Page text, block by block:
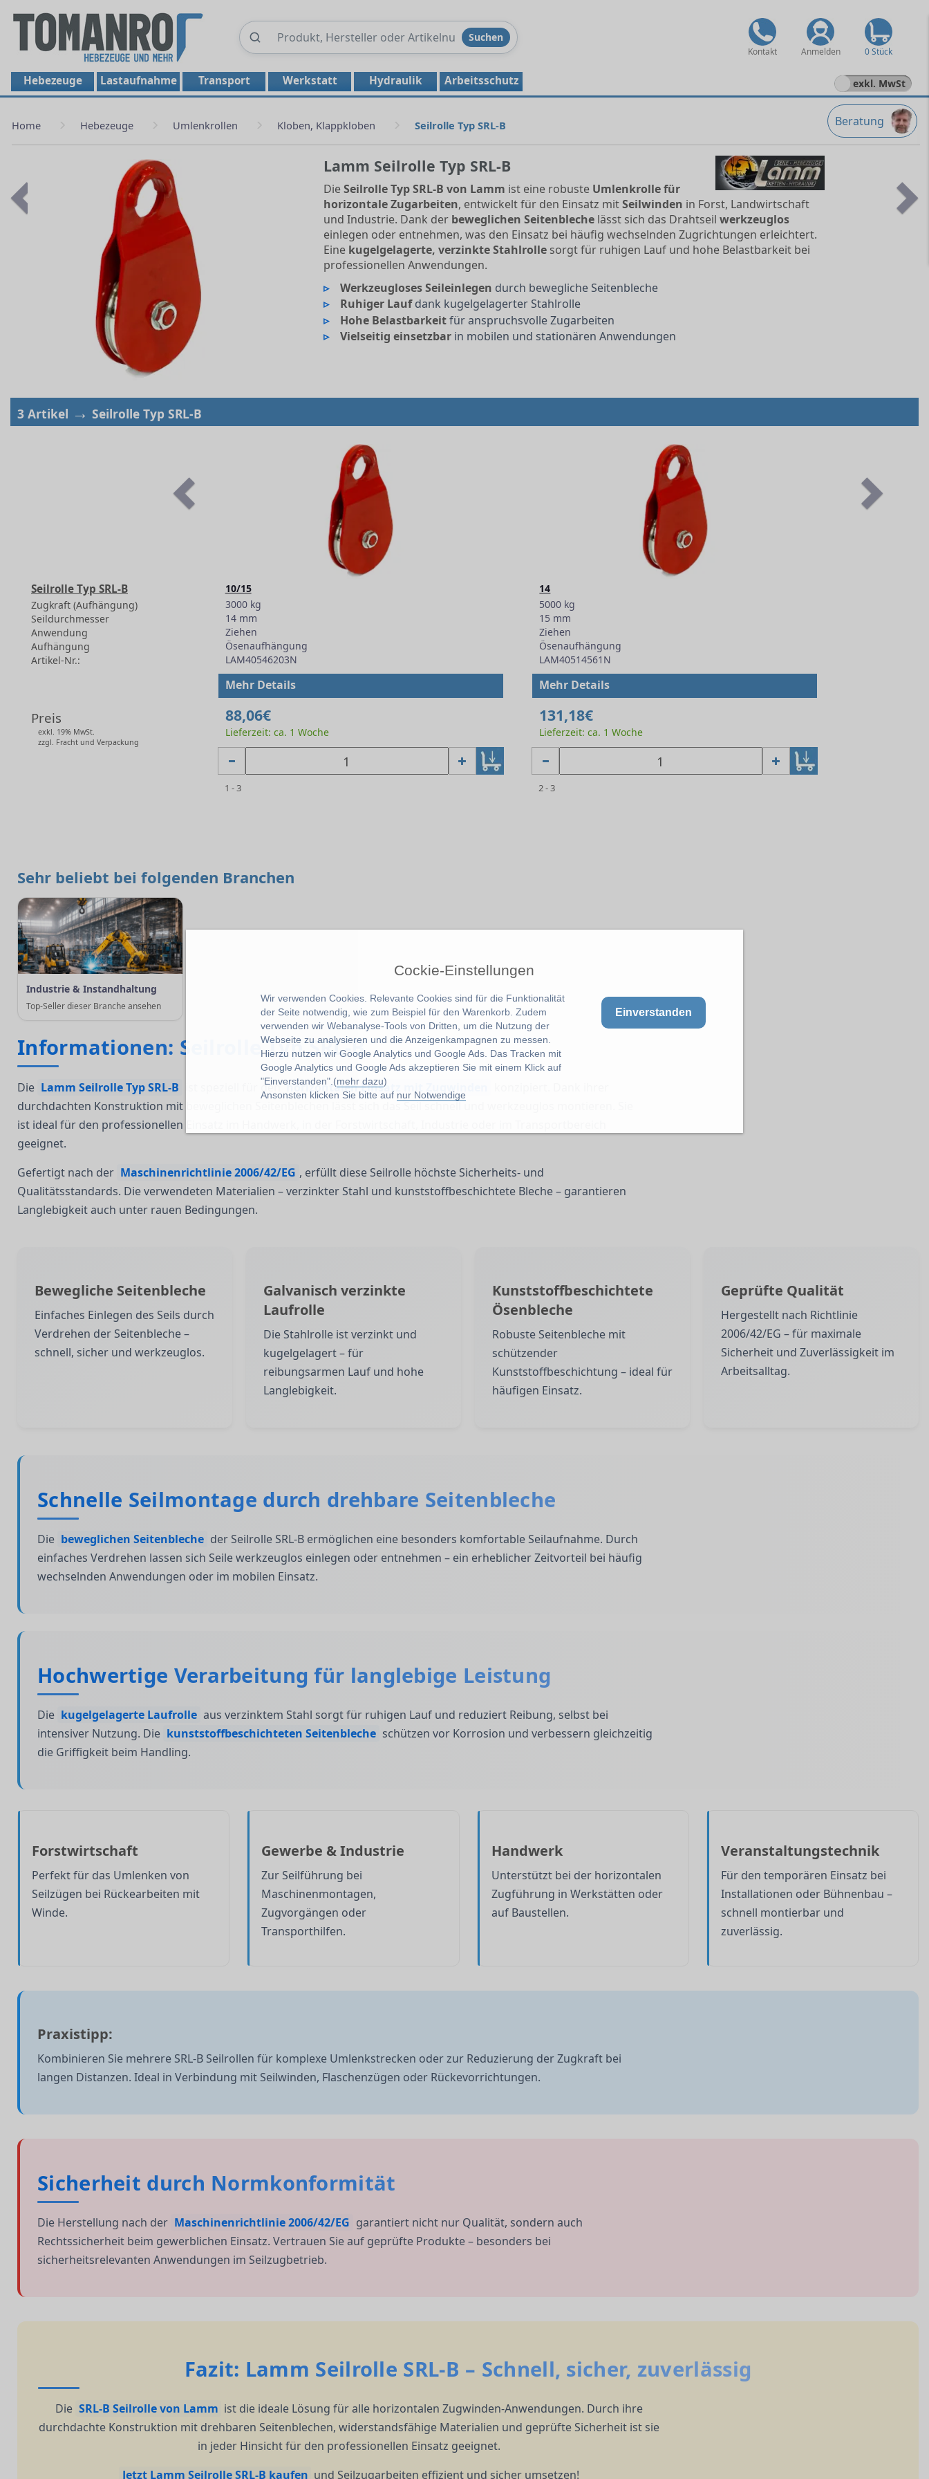
Cockie-Einstellungen
Wir verwenden Cookies. Relevante Cookies sind für die Funktionalität
der Seite notwendig, wie zum Beispiel für den Warenkorb. Zudem
verwenden wir Webanalyse-Tools von Dritten, um die Nutzung der
Webseite zu analysieren und die Anzeigenkampagnen zu messen.
Hierzu nutzen wir Google Analytics und Google Ads. Das Tracken mit
Google Analytics und Google Ads akzeptieren Sie mit einem Klick auf
"Einverstanden".(mehr dazu)
Ansonsten klicken Sie bitte auf nur Notwendige
Einverstanden
Produkte
Suchen
Kontakt Anmelden 0 Stück
Hebezeuge Lastaufnahme Transport Werkstatt Hydraulik Arbeitsschutz exkl. MwSt
Beratung
Home Hebezeuge Umlenkrollen Kloben, Klappkloben Seilrolle Typ SRL-B
Lamm Seilrolle Typ SRL-B
DieSeilrolle Typ SRL-B von Lamm ist eine robuste Umlenkrolle für
horizontale Zugarbeiten, entwickelt für den Einsatz mitSeilwinden in Forst, Landwirtschaft
und Industrie. Dank der beweglichen Seitenblechelässt sich das Drahtseil werkzeuglos
einlegen oder entnehmen, was den Einsatz bei häufig wechselnden Zugrichtungen erleichtert.
Eine kugelgelagerte, verzinkte Stahlrollesorgt für ruhigen Lauf und hohe Belastbarkeit bei
professionellen Anwendungen.
Werkzeugloses Seileinlegen durch bewegliche Seitenbleche
Ruhiger Laufdank kugelgelagerter Stahlrolle
Hohe Belastbarkeitfür anspruchsvolle Zugarbeiten
Vielseitig einsetzbar in mobilen und stationären Anwendungen
3 Artikel → Seilrolle Typ SRL-B
Seilrolle Typ SRL-B
Zugkraft (Aufhängung)
Seildurchmesser
Anwendung
Aufhängung
Artikel-Nr.:
Preis
exkl. 19% MwSt.
zzgl. Fracht und Verpackung
10/15
3000 kg
14 mm
Ziehen
Ösenaufhängung
LAM40546203N
Mehr Details
88,06€
Lieferzeit: ca. 1 Woche
1 - 3
14
5000 kg
15 mm
Ziehen
Ösenaufhängung
LAM40514561N
Mehr Details
131,18€
Lieferzeit: ca. 1 Woche
2 - 3
Sehr beliebt bei folgenden Branchen
Industrie & Instandhaltung
Top-Seller dieser Branche ansehen
Informationen: Seilrolle Typ SRL-B
Die Lamm Seilrolle Typ SRL-B ist speziell für den horizontalen Einsatz mit Zugwinden
durchdachten Konstruktion mit beweglichen Seitenblechen lässt sich das Seil schnell und werkzeuglos montieren. Sie
ist ideal für den professionellen Einsatz im Handwerk, in der Forstwirtschaft, Industrie oder im Transportbereich
geeignet.
Gefertigt nach der Maschinenrichtlinie 2006/42/EG , erfüllt diese Seilrolle höchste Sicherheits- und
Qualitätsstandards. Die verwendeten Materialien – verzinkter Stahl und kunststoffbeschichtete Bleche – garantieren
Langlebigkeit auch unter rauen Bedingungen.
Bewegliche Seitenbleche
Einfaches Einlegen des Seils durch
Verdrehen der Seitenbleche –
schnell, sicher und werkzeuglos.
Galvanisch verzinkte
Laufrolle
Die Stahlrolle ist verzinkt und
kugelgelagert – für
reibungsarmen Lauf und hohe
Langlebigkeit.
Kunststoffbeschichtete
Ösenbleche
Robuste Seitenbleche mit
schützender
Kunststoffbeschichtung – ideal für
häufigen Einsatz.
Geprüfte Qualität
Hergestellt nach Richtlinie
2006/42/EG – für maximale
Sicherheit und Zuverlässigkeit im
Arbeitsalltag.
Schnelle Seilmontage durch drehbare Seitenbleche
Die beweglichen Seitenbleche der Seilrolle SRL-B ermöglichen eine besonders komfortable Seilaufnahme. Durch
einfaches Verdrehen lassen sich Seile werkzeuglos einlegen oder entnehmen – ein erheblicher Zeitvorteil bei häufig
wechselnden Anwendungen oder im mobilen Einsatz.
Hochwertige Verarbeitung für langlebige Leistung
Die kugelgelagerte Laufrolle aus verzinktem Stahl sorgt für ruhigen Lauf und reduziert Reibung, selbst bei
intensiver Nutzung. Die kunststoffbeschichteten Seitenbleche schützen vor Korrosion und verbessern gleichzeitig
die Griffigkeit beim Handling.
Forstwirtschaft
Perfekt für das Umlenken von
Seilzügen bei Rückearbeiten mit
Winde.
Gewerbe & Industrie
Zur Seilführung bei
Maschinenmontagen,
Zugvorgängen oder
Transporthilfen.
Handwerk
Unterstützt bei der horizontalen
Zugführung in Werkstätten oder
auf Baustellen.
Veranstaltungstechnik
Für den temporären Einsatz bei
Installationen oder Bühnenbau –
schnell montierbar und
zuverlässig.
Praxistipp:
Kombinieren Sie mehrere SRL-B Seilrollen für komplexe Umlenkstrecken oder zur Reduzierung der Zugkraft bei
langen Distanzen. Ideal in Verbindung mit Seilwinden, Flaschenzügen oder Rückevorrichtungen.
Sicherheit durch Normkonformität
Die Herstellung nach der Maschinenrichtlinie 2006/42/EG garantiert nicht nur Qualität, sondern auch
Rechtssicherheit beim gewerblichen Einsatz. Vertrauen Sie auf geprüfte Produkte – besonders bei
sicherheitsrelevanten Anwendungen im Seilzugbetrieb.
Fazit: Lamm Seilrolle SRL-B – Schnell, sicher, zuverlässig
Die SRL-B Seilrolle von Lamm ist die ideale Lösung für alle horizontalen Zugwinden-Anwendungen. Durch ihre
durchdachte Konstruktion mit drehbaren Seitenblechen, widerstandsfähige Materialien und geprüfte Sicherheit ist sie
in jeder Hinsicht für den professionellen Einsatz geeignet.
Jetzt Lamm Seilrolle SRL-B kaufen und Seilzugarbeiten effizient und sicher umsetzen!